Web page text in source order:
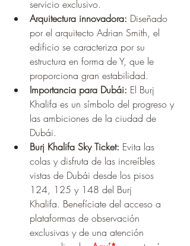
servicio exclusivo.
Arquitectura innovadora: Diseñado
por el arquitecto Adrian Smith, el
edificio se caracteriza por su
estructura en forma de Y, que le
proporciona gran estabilidad.
Importancia para Dubái: El Burj
Khalifa es un símbolo del progreso y
las ambiciones de la ciudad de
Dubái.
Burj Khalifa Sky Ticket: Evita las
colas y disfruta de las increíbles
vistas de Dubái desde los pisos
124, 125 y 148 del Burj
Khalifa. Benefíciate del acceso a
plataformas de observación
exclusivas y de una atención